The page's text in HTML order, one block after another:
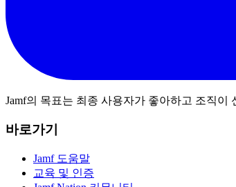
Jamf의 목표는 최종 사용자가 좋아하고 조직
바로가기
Jamf 도움말
교육 및 인증